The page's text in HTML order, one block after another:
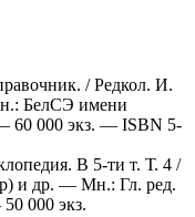
/ Редкол. И.
БелСЭ имени
60 000 экз. — ISBN 5-
В 5-ти т. Т. 4 /
и др. — Мн.: Гл. ред.
000 экз.